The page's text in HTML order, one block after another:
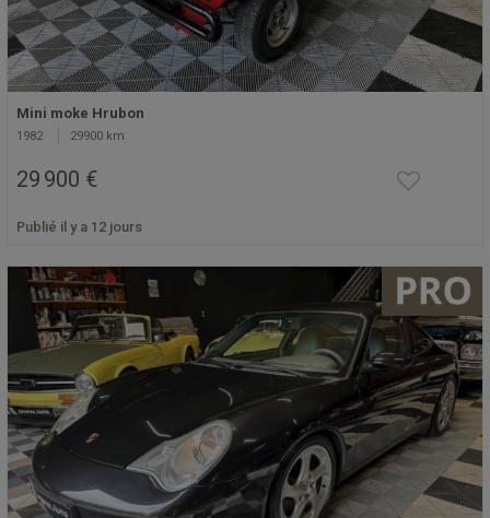
Mini moke Hrubon
1982 29900 km
29 900 €
Publié il y a 12 jours